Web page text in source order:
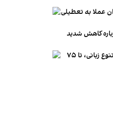
عملا به تعطیلی
کاهش شدید
تخمین پژوهشگران: در عصر طلایی تنوع زبانی، تا ۷۵